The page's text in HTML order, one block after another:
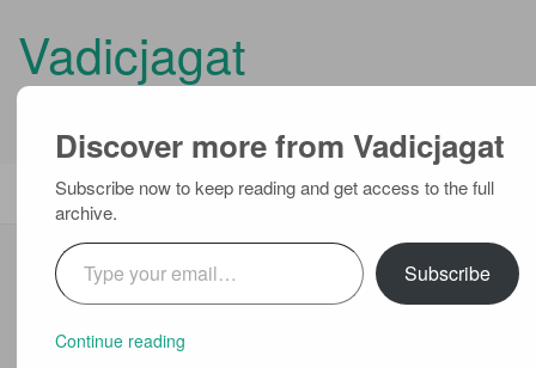
Vadicjagat
know more about…..
Primary
Menu
content
Vadicjagat
शिवमहापुराण –
शतरुद्रसंहिता – अध्याय 09
Discover more from Vadicjagat
Subscribe now to keep reading and get access to the full
archive.
Type your email…
Subscribe
Continue reading